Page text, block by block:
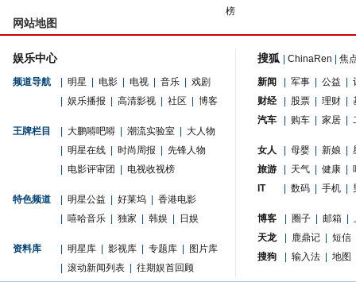
榜
网站地图
娱乐中心
频道导航 明星 电影 电视 音乐
戏剧
娱乐播报 高清影视 社区 博客
王牌栏目 大鹏嘚吧嘚 潮流实验室
大人物
明星在线 时尚周报
先锋人物
电影评审团 电视收视榜
特色频道 明星公益 好莱坞
香港电影
嘻哈音乐 独家 韩娱 日娱
资料库 明星库 影视库 专题库
图片库
滚动新闻列表 往期娱首回顾
搜狐 ChinaRen 焦
新闻 军事 公益
财经
股票 理财
汽车
购车 家居
女人 母婴 新娘
旅游
天气 健康
IT
数码 手机
博客 圈子 邮箱
天龙
鹿鼎记
短信
搜狗
输入法 地图